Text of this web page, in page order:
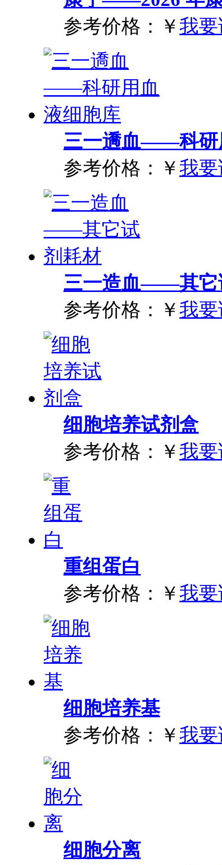
参考价格：
￥我
三一䢪血——科研
参考价格：
￥我
三一造血——其它
参考价格：
￥我
细胞培养试剂盒
参考价格：
￥我
重组蛋白
参考价格：
￥我
细胞培养基
参考价格：
￥我
细胞分离